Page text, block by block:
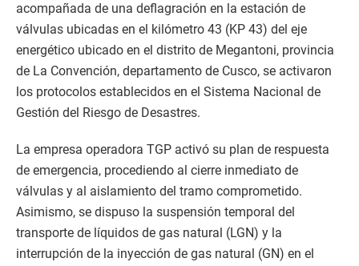
acompañada de una deflagración en la estación de
válvulas ubicadas en el kilómetro 43 (KP 43) del eje
energético ubicado en el distrito de Megantoni, provincia
de La Convención, departamento de Cusco, se activaron
los protocolos establecidos en el Sistema Nacional de
Gestión del Riesgo de Desastres.
La empresa operadora TGP activó su plan de respuesta
de emergencia, procediendo al cierre inmediato de
válvulas y al aislamiento del tramo comprometido.
Asimismo, se dispuso la suspensión temporal del
transporte de líquidos de gas natural (LGN) y la
interrupción de la inyección de gas natural (GN) en el